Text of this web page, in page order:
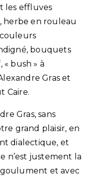
les effluves
herbe en rouleau
bouquets
« bush » à
Gras et
Caire.
Gras, sans
grand plaisir, en
dialectique, et
n’est justement la
et avec